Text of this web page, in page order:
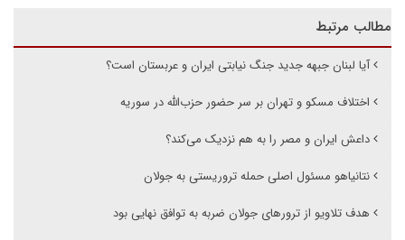
مطالب مرتبط
آیا لبنان جبهه جدید جنگ نیابتی ایران و عربستان است؟
اختلاف مسکو و تهران بر سر حضور حزب‌الله در سوریه
داعش ایران و مصر را به هم نزدیک می‌کند؟
نتانیاهو مسئول اصلی حمله تروریستی به جولان
هدف تلاویو از ترورهای جولان ضربه به توافق نهایی بود